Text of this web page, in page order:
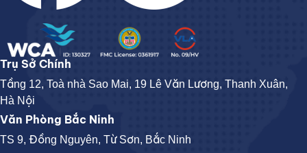
Trụ Sở Chính
Tầng 12, Toà nhà Sao Mai, 19 Lê Văn Lương, Thanh Xuân,
Hà Nội
Văn Phòng Bắc Ninh
TS 9, Đồng Nguyên, Từ Sơn, Bắc Ninh